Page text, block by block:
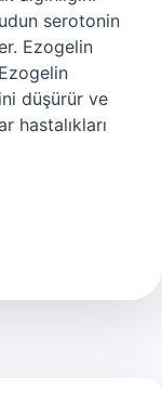
serotonin
Ezogelin
düşürür ve
hastalıkları